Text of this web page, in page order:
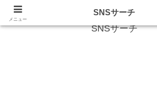
SNSサーチ
メニュー
SNSサーチ